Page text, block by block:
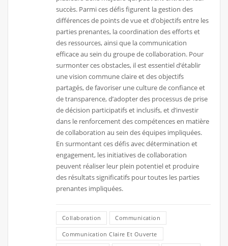
succès. Parmi ces défis figurent la gestion des
différences de points de vue et d’objectifs entre les
parties prenantes, la coordination des efforts et
des ressources, ainsi que la communication
efficace au sein du groupe de collaboration. Pour
surmonter ces obstacles, il est essentiel d’établir
une vision commune claire et des objectifs
partagés, de favoriser une culture de confiance et
de transparence, d’adopter des processus de prise
de décision participatifs et inclusifs, et d’investir
dans le renforcement des compétences en matière
de collaboration au sein des équipes impliquées.
En surmontant ces défis avec détermination et
engagement, les initiatives de collaboration
peuvent réaliser leur plein potentiel et produire
des résultats significatifs pour toutes les parties
prenantes impliquées.
Collaboration Communication
Communication Claire Et Ouverte